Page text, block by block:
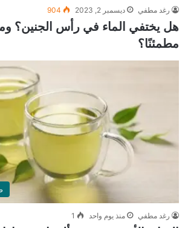
رغد مطفي ديسمبر 2, 2023 904
هل يختفي الماء في رأس الجنين؟
مطمئنًا؟
رغد مطفي منذ يوم واحد 1